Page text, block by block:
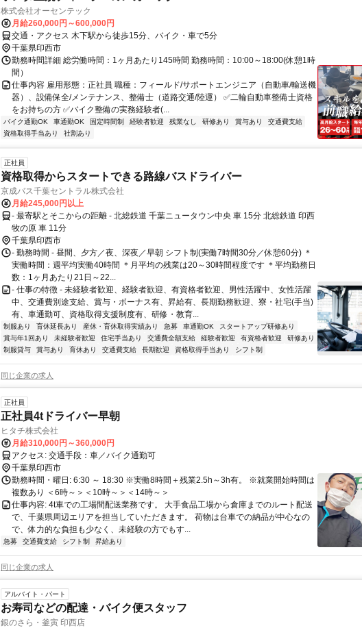
株式会社オーセンテック
月給260,000円～600,000円
交通・アクセス 木下駅から徒歩15分、バイク・車で5分
千葉県印西市
勤務時間詳細 総労働時間：1ヶ月あたり145時間 勤務時間：10:00～18:00(休憩1時
間）
仕事内容 雇用形態：正社員 職種：フィールド/サポートエンジニア（自動車/輸送機
器）、設備保全/メンテナンス、整備士（道路交通/陸運） ✅二輪自動車整備士資格
をお持ちの方 ✅バイク整備の実務経験者(...
バイク通勤OK 車通勤OK 固定時間制 経験者歓迎 残業なし 研修あり 賞与あり
交通費支給
資格取得手当あり
社割あり
正社員
資格取得からスタートできる路線バスドライバー
京成バス千葉セントラル株式会社
月給245,000円以上
- 最寄駅とそこからの距離 - 北総鉄道 千葉ニュータウン中央 車 15分 北総鉄道 印西
牧の原 車 11分
千葉県印西市
- 勤務時間 - 昼間、夕方／夜、深夜／早朝 シフト制(実働7時間30分／休憩60分) ＊
実働時間：週平均実働40時間 ＊月平均の残業は20～30時間程度です ＊平均勤務日
数：1ヶ月あたり21日～22...
- 仕事の特徴 - 未経験者歓迎、経験者歓迎、有資格者歓迎、男性活躍中、女性活躍
中、交通費別途支給、賞与・ボーナス有、昇給有、長期勤務歓迎、寮・社宅(手当)
有、車通勤可、資格取得支援制度有、研修・教育...
制服あり 育休延長あり 産休・育休取得実績あり 急募 車通勤OK
スタートアップ研修あり
賞与年1回あり
未経験者歓迎 住宅手当あり 交通費全額支給 経験者歓迎 有資格者歓迎
研修あり
制服貸与
賞与あり 育休あり 交通費支給 長期歓迎 資格取得手当あり シフト制
同じ企業の求人
正社員
正社員4tドライバー早朝
ヒタチ株式会社
月給310,000円～360,000円
アクセス: 交通手段：車／バイク通勤可
千葉県印西市
勤務時間・曜日: 6:30 ～ 18:30 ※実働8時間＋残業2.5h～3h有。 ※就業開始時間は
複数あり ＜6時～＞＜10時～＞＜14時～＞
仕事内容: 4t車での工場間配送業務です。 大手食品工場から倉庫までのルート配送
で、千葉県周辺エリアを担当していただきます。 荷物は台車での納品が中心なの
で、体力的な負担も少なく、未経験の方でもす...
急募 交通費支給 シフト制 昇給あり
同じ企業の求人
アルバイト・パート
お寿司などの配達・バイク便スタッフ
銀のさら・釜寅 印西店